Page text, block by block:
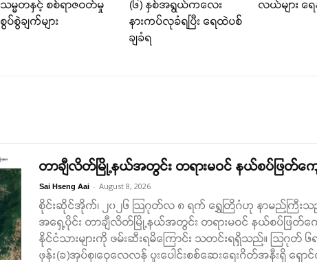
သမ္မတနှင့် စစ်ရာဇဝတ်မှု
စွပ်စွဲချက်များ
(၆) နှစ်အရွယ်ကလေး
နားကပ်လုခံရပြီး ရေထဲပစ်
ချခံရ
လယ်များ ရေ
တာချီလိတ်မြို့နယ်အတွင်း တရားမဝင် နယ်စပ်ဖြတ်ကျေ
Sai Hseng Aai - August 8, 2026
စိုင်းဆိုင်အိုက်၊ ၂၀၂၆ ဩဂုတ်လ ၈ ရက် ရွှေတြိဂံဟု နာမည်ကြီးသ
အရှေ့ပိုင်း တာချီလိတ်မြို့နယ်အတွင်း တရားမဝင် နယ်စပ်ဖြတ်
နိုင်ငံသားများကို ဖမ်းဆီးရမိကြောင်း သတင်းရရှိသည်။ သြဂု
ဖုန်း(ခ)အုပ်စု၊ဝှေလေလန် ပူးပေါင်းစစ်ဆေးရေးဂိတ်အနီးရှိ ရှေ